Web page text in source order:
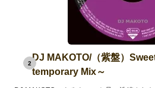
2
DJ MAKOTO/（紫盤）
temporary Mix～